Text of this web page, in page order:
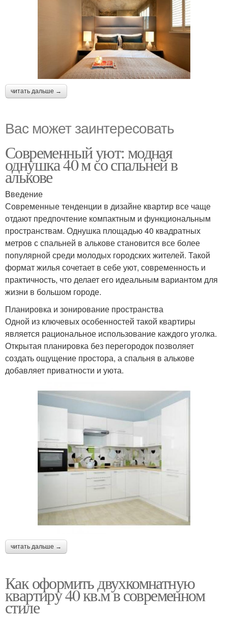
читать дальше →
Вас может заинтересовать
Современный уют: модная
однушка 40 м со спальней в
алькове
Введение
Современные тенденции в дизайне квартир все чаще
отдают предпочтение компактным и функциональным
пространствам. Однушка площадью 40 квадратных
метров с спальней в алькове становится все более
популярной среди молодых городских жителей. Такой
формат жилья сочетает в себе уют, современность и
практичность, что делает его идеальным вариантом для
жизни в большом городе.
Планировка и зонирование пространства
Одной из ключевых особенностей такой квартиры
является рациональное использование каждого уголка.
Открытая планировка без перегородок позволяет
создать ощущение простора, а спальня в алькове
добавляет приватности и уюта.
читать дальше →
Как оформить двухкомнатную
квартиру 40 кв.м в современном
стиле